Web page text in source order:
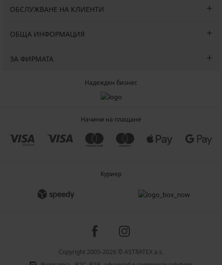
ОБСЛУЖВАНЕ НА КЛИЕНТИ
ОБЩА ИНФОРМАЦИЯ
ЗА ФИРМАТА
Надежден бизнес
Начини на плащане
Куриер
Copyright 2005-2026 © ASTRATEX a.s.